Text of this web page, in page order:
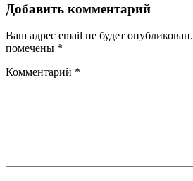
Добавить комментарий
Ваш адрес email не будет опубликован.
помечены *
Комментарий *